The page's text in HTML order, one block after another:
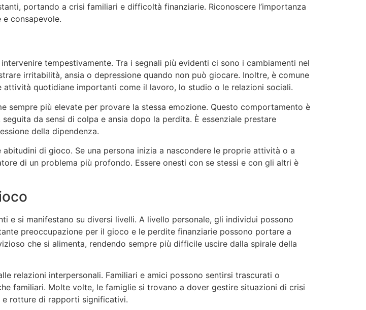
portando a crisi familiari e difficoltà finanziarie. Riconoscere l’importanza
consapevole.
tempestivamente. Tra i segnali più evidenti ci sono i cambiamenti nel
irritabilità, ansia o depressione quando non può giocare. Inoltre, è comune
quotidiane importanti come il lavoro, lo studio o le relazioni sociali.
sempre più elevate per provare la stessa emozione. Questo comportamento è
da sensi di colpa e ansia dopo la perdita. È essenziale prestare
della dipendenza.
di gioco. Se una persona inizia a nascondere le proprie attività o a
di un problema più profondo. Essere onesti con se stessi e con gli altri è
e si manifestano su diversi livelli. A livello personale, gli individui possono
preoccupazione per il gioco e le perdite finanziarie possono portare a
che si alimenta, rendendo sempre più difficile uscire dalla spirale della
relazioni interpersonali. Familiari e amici possono sentirsi trascurati o
familiari. Molte volte, le famiglie si trovano a dover gestire situazioni di crisi
e rotture di rapporti significativi.